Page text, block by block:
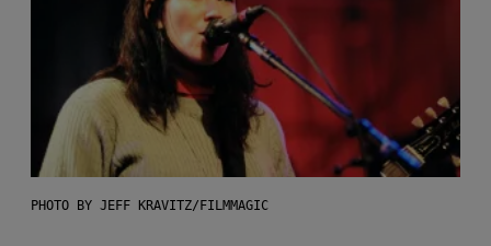
PHOTO BY JEFF KRAVITZ/FILMMAGIC